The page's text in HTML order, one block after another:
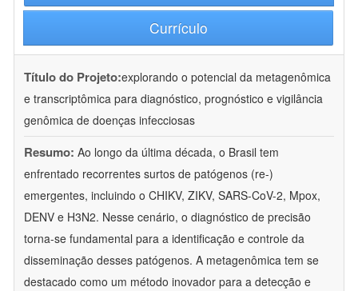
Currículo
Título do Projeto:explorando o potencial da metagenômica
e transcriptômica para diagnóstico, prognóstico e vigilância
genômica de doenças infecciosas
Resumo: Ao longo da última década, o Brasil tem
enfrentado recorrentes surtos de patógenos (re-)
emergentes, incluindo o CHIKV, ZIKV, SARS-CoV-2, Mpox,
DENV e H3N2. Nesse cenário, o diagnóstico de precisão
torna-se fundamental para a identificação e controle da
disseminação desses patógenos. A metagenômica tem se
destacado como um método inovador para a detecção e